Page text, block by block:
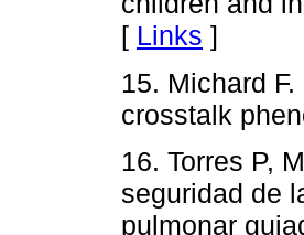
[ Links ]
15. Michard
crosstalk
16. Torres P,
seguridad de
pulmonar